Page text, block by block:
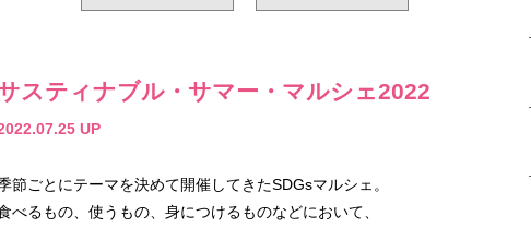
スティナブル・サマー・マルシェ2022
UP
節ごとにテーマを決めて開催してきたSDGsマルシェ。
べるもの、使うもの、身につけるものなどにおいて、